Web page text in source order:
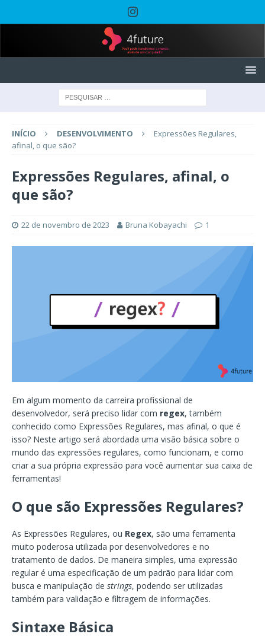
INÍCIO DESENVOLVIMENTO
Expressões Regulares,
afinal, o que são?
Expressões Regulares, afinal, o
que são?
22 de novembro de 2023 Bruna Kobayachi 1
Em algum momento da carreira profissional de
desenvolvedor, será preciso lidar com regex, também
conhecido como Expressões Regulares, mas afinal, o que é
isso? Neste artigo será abordada uma visão básica sobre o
mundo das expressões regulares, como funcionam, e como
criar a sua própria expressão para você aumentar sua caixa de
ferramentas!
O que são Expressões Regulares?
As Expressões Regulares, ou Regex, são uma ferramenta
muito poderosa utilizada por desenvolvedores e no
tratamento de dados. De maneira simples, uma expressão
regular é uma especificação de um padrão para lidar com
busca e manipulação de strings, podendo ser utilizadas
também para validação e filtragem de informações.
Sintaxe Básica